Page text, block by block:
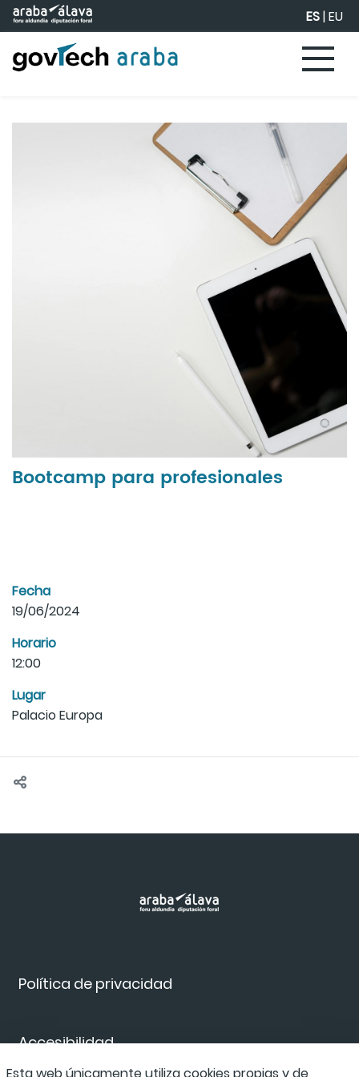
Saltar al contenido principal ES|EU
Bootcamp para profesionales
Fecha
19/06/2024
Horario
12:00
Lugar
Palacio Europa
Política de privacidad
Accesibilidad